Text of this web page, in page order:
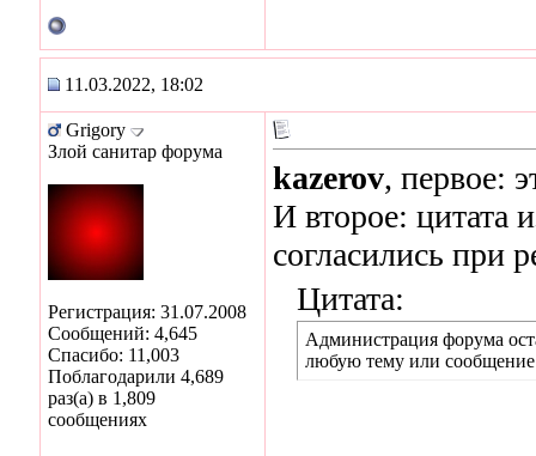
11.03.2022, 18:02
Grigory
Злой санитар форума
Регистрация: 31.07.2008
Сообщений: 4,645
Спасибо: 11,003
Поблагодарили 4,689
раз(а) в 1,809
сообщениях
kazerov, первое:
И второе: цитата
согласились при
Цитата:
Администрация форума
любую тему или